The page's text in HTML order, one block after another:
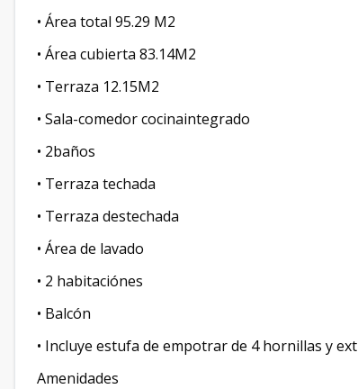
• Área total 95.29 M2
• Área cubierta 83.14M2
• Terraza 12.15M2
• Sala-comedor cocinaintegrado
• 2baños
• Terraza techada
• Terraza destechada
• Área de lavado
• 2 habitaciónes
• Balcón
• Incluye estufa de empotrar de 4 hornillas y
Amenidades